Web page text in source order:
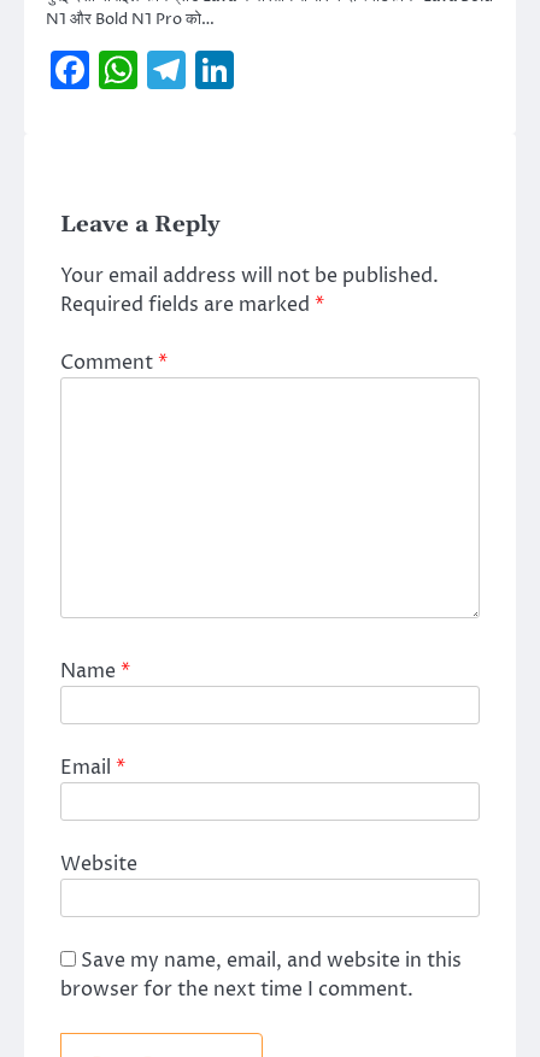
N1 और Bold N1 Pro को…
Facebook
WhatsApp
Telegram
Leave a Reply
Your email address will not be published.
Required fields are marked *
Comment*
Name*
Email *
Website
Save my name, email, and website in this
browser for the next time I comment.